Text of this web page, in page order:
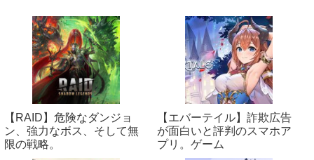
【RAID】危険なダンジョ
ン、強力なボス、そして無
限の戦略。
【エバーテイル】詐欺広告
が面白いと評判のスマホア
プリ。ゲーム